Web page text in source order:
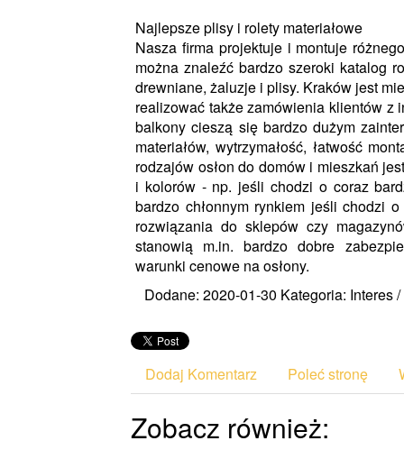
Najlepsze plisy i rolety materiałowe
Nasza firma projektuje i montuje
można znaleźć bardzo szeroki katalog
drewniane, żaluzje i plisy. Kraków jest
realizować także zamówienia klientów z
balkony cieszą się bardzo dużym
materiałów, wytrzymałość, łatwość
rodzajów osłon do domów i mieszkań
i kolorów - np. jeśli chodzi o coraz
bardzo chłonnym rynkiem jeśli chodzi
rozwiązania do sklepów czy
stanowią m.in. bardzo dobre
warunki cenowe na osłony.
Dodane: 2020-01-30 Kategoria: Interes
Dodaj Komentarz Poleć stronę
Zobacz również: